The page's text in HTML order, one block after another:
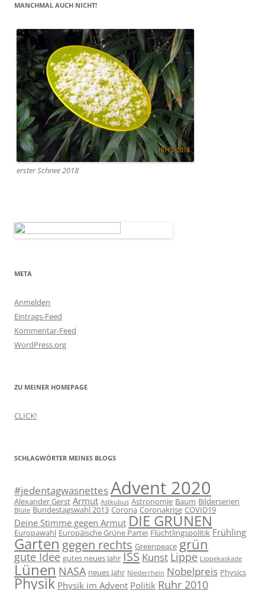
MANCHMAL AUCH NICHT!
erster Schnee 2018
META
Anmelden
Eintrags-Feed
Kommentar-Feed
WordPress.org
ZU MEINER HOMEPAGE
CLICK!
SCHLAGWÖRTER MEINES BLOGS
#jedentagwasnettesAdvent 2020
Alexander Gerst Armut Astkubus Astronomie Baum Bilderserien
Blüte Bundestagswahl 2013 Corona Coronakrise COVID19
Deine Stimme gegen Armut DIE GRÜNEN
Europawahl Europäische Grüne Partei Flüchtlingspolitik Frühling
Garten gegen rechts Greenpeace grün
gute Idee gutes neues Jahr ISS Kunst Lippe Lippekaskade
Lünen NASA neues Jahr Niederrhein Nobelpreis Physics
Physik Physik im Advent Politik Ruhr 2010